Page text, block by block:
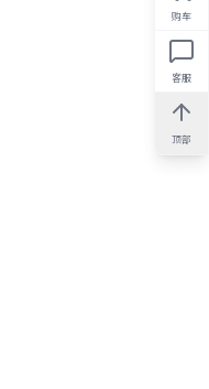
购车
客服
顶部